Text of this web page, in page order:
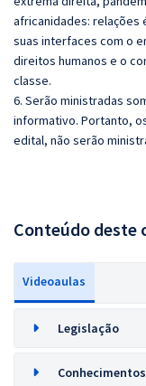
africanidades: relações
suas interfaces com o
direitos humanos e o
classe.
6. Serão ministradas
informativo. Portanto,
edital, não serão
Conteúdo deste
Videoaulas
Legislação